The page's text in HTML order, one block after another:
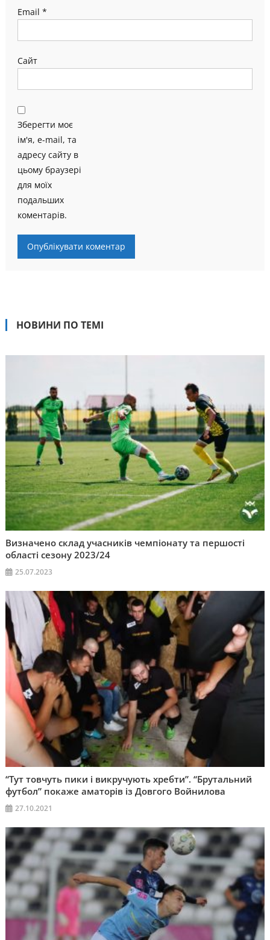
Email *
Сайт
Зберегти моє
ім'я, e-mail, та
адресу сайту в
цьому браузері
для моїх
подальших
коментарів.
НОВИНИ ПО ТЕМІ
Визначено склад учасників чемпіонату та першості
області сезону 2023/24
25.07.2023
“Тут товчуть пики і викручують хребти”. “Брутальний
футбол” покаже аматорів із Довгого Войнилова
27.10.2021